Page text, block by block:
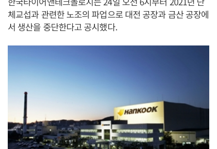
체교섭과 관련한 노조의 파업으로 대전 공장과 금산 공장에
서 생산을 중단한다고 공시했다.